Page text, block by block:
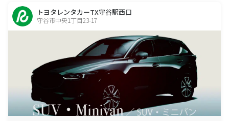
トヨタレンタカーTX守谷駅西口
守谷市中央1丁目23-17